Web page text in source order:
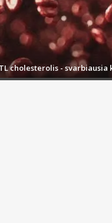
cholesterolis - svarbiausia